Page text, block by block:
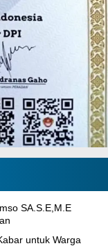
SA.S.E,M.E
untuk Warga